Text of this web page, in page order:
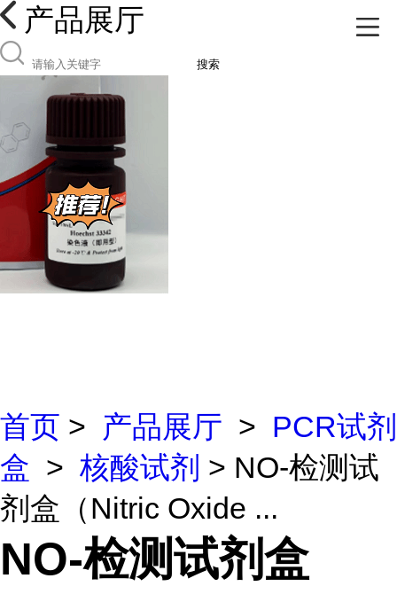
产品展厅
搜索
首页 > 产品展厅 > PCR试剂
盒 > 核酸试剂 > NO-检测试
剂盒（Nitric Oxide ...
NO-检测试剂盒